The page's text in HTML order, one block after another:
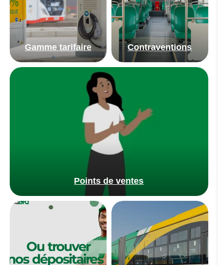
Gamme tarifaire Contraventions
Points de ventes